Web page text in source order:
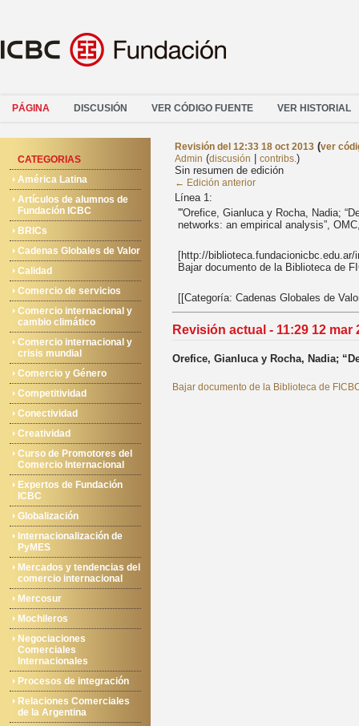
PÁGINA DISCUSIÓN VER CÓDIGO FUENTE VER HISTORIAL
CATEGORIAS
América Latina
Artículos de alumnos de
Fundación ICBC
BRICs
Cadenas Globales de Valor
Calidad
Comercio de servicios
Comercio internacional y
cambio climático
Comercio internacional y
crisis mundial
Comercio y Género
Competitividad
Conectividad
Creatividad
Curso de Promotores del
Comercio Internacional
Expertos de Fundación
ICBC
Globalización
Internacionalización de
PyMES
Mercados y tendencias del
comercio internacional
Mercosur
Mochileros
Negociaciones
Comerciales
Internacionales
Procesos de integración
Relaciones Comerciales
de la Argentina
Revisión del 12:33 18 oct 2013 (ver
Admin (discusión contribs.)
Sin resumen de edición
← Edición anterior
Línea 1:
'''Orefice, Gianluca y Rocha, Nadia;
networks: an empirical analysis”,
[http://biblioteca.fundacionicbc.edu.ar/
Bajar documento de la Biblioteca de
[[Categoría: Cadenas Globales de
Revisión actual - 11:29 12 mar
Orefice, Gianluca y Rocha, Nadia;
Bajar documento de la Biblioteca de